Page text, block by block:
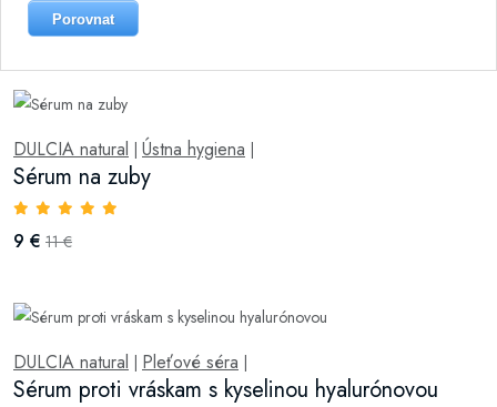
Porovnat
DULCIA natural Ústna hygiena
Sérum na zuby
9 € 11 €
DULCIA natural | Pleťové séra |
Sérum proti vráskam s kyselinou hyalurónovou